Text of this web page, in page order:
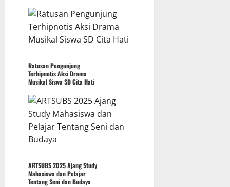
Ratusan Pengunjung
Terhipnotis Aksi Drama
Musikal Siswa SD Cita Hati
ARTSUBS 2025 Ajang Study
Mahasiswa dan Pelajar
Tentang Seni dan Budaya